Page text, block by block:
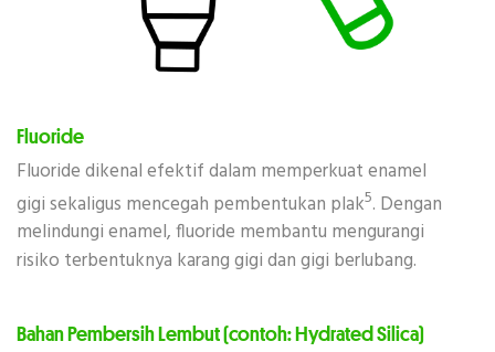
Fluoride
Fluoride dikenal efektif dalam memperkuat enamel
gigi sekaligus mencegah pembentukan plak5. Dengan
melindungi enamel, fluoride membantu mengurangi
risiko terbentuknya karang gigi dan gigi berlubang.
Bahan Pembersih Lembut (contoh: Hydrated Silica)